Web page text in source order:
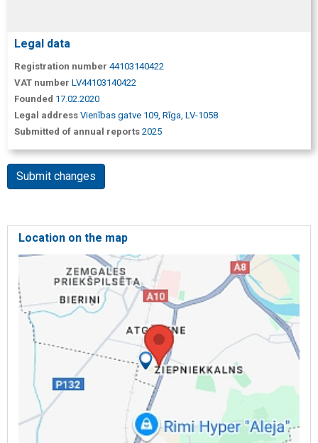
Legal data
Registration number 44103140422
VAT number LV44103140422
Founded 17.02.2020
Legal address Vienības gatve 109, Rīga, LV-1058
Submitted of annual reports 2025
Submit changes
Location on the map